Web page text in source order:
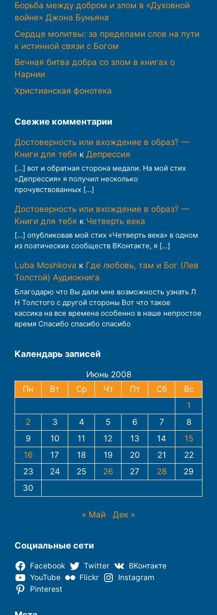
Борьба между добром и злом в «Духовной
войне» Джона Буньяна
Сердце молитвы: за пределами слов на пути
к истинной связи с Богом
Вечная битва добра со злом в книгах о
Нарнии
Христианская фонотека
Свежие комментарии
Достоверность или вхождение в образ? —
Книги для тебя к Депрессия
[…] вот и обратная сторона медали. На мой стих
«Депрессия» я получил несколько
прочувствованных […]
Достоверность или вхождение в образ? —
Книги для тебя к Четверть века
[…] опубликовав мой стих «Четверть века» в одном
из поэтических сообществ ВКонтакте, я […]
Luba Moshkova к Где любовь, там и Бог (Лев
Толстой) Аудиокнига
Благодарю что Вы дали мне возможность узнать Л
Н Толстого с другой стороны Вот что такое
кассика на все времена особенно в наше непростое
время Спасибо спасибо спасибо
Календарь записей
Июнь 2008
Пн
Вт Ср Чт Пт Сб
Вс
1
2
3 4 5 6 7
8
9
10 11 12 13 14
15
16
17 18 19 20 21
22
23
24 25 26 27 28
29
30
« Май Дек »
Социальные сети
Facebook Twitter
ВКонтакте
YouTube
Flickr
Instagram
Pinterest